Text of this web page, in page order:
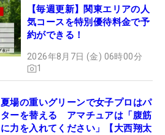
【毎週更新】関東エリアの人
気コースを特別優待料金で予
約ができる！
2026年8月7日 (金) 06時00分
1
夏場の重いグリーンで女子プロはパ
ターを替える アマチュアは「腹筋
に力を入れてください」【大西翔太